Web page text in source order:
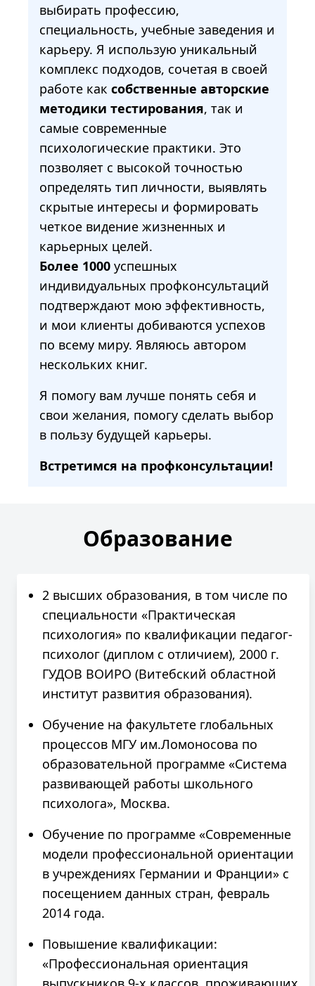
выбирать профессию,
специальность, учебные заведения и
карьеру. Я использую уникальный
комплекс подходов, сочетая в своей
работе как собственные авторские
методики тестирования, так и
самые современные
психологические практики. Это
позволяет с высокой точностью
определять тип личности, выявлять
скрытые интересы и формировать
четкое видение жизненных и
карьерных целей.
Более 1000 успешных
индивидуальных профконсультаций
подтверждают мою эффективность,
и мои клиенты добиваются успехов
по всему миру. Являюсь автором
нескольких книг.
Я помогу вам лучше понять себя и
свои желания, помогу сделать выбор
в пользу будущей карьеры.
Встретимся на профконсультации!
Образование
2 высших образования, в том числе по
специальности «Практическая
психология» по квалификации педагог-
психолог (диплом с отличием), 2000 г.
ГУДОВ ВОИРО (Витебский областной
институт развития образования).
Обучение на факультете глобальных
процессов МГУ им.Ломоносова по
образовательной программе «Система
развивающей работы школьного
психолога», Москва.
Обучение по программе «Современные
модели профессиональной ориентации
в учреждениях Германии и Франции» с
посещением данных стран, февраль
2014 года.
Повышение квалификации:
«Профессиональная ориентация